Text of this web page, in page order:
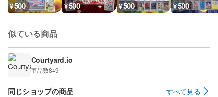
¥500 ¥500 ¥500 ¥500
似ている商品
Courtyard.io
商品数849
同じショップの商品 すべて見る